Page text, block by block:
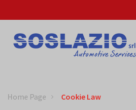
Home Page Cookie Law